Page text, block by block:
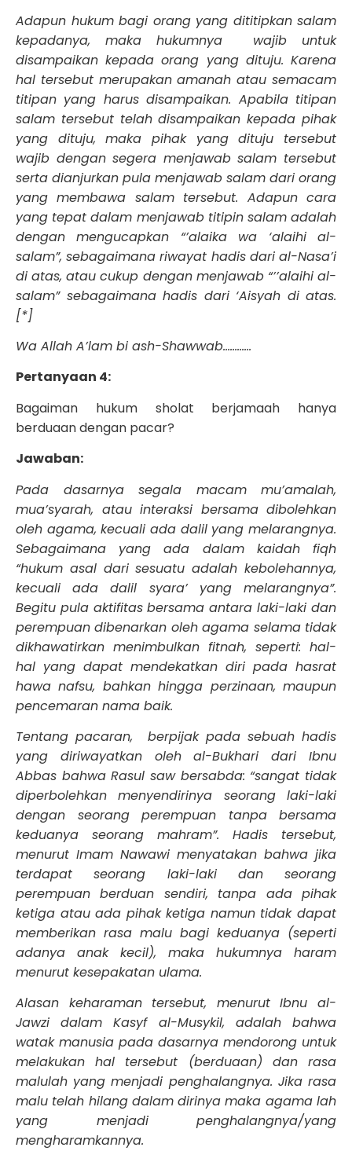
Adapun hukum bagi orang yang dititipkan salam
kepadanya, maka hukumnya wajib untuk
disampaikan kepada orang yang dituju. Karena
hal tersebut merupakan amanah atau semacam
titipan yang harus disampaikan. Apabila titipan
salam tersebut telah disampaikan kepada pihak
yang dituju, maka pihak yang dituju tersebut
wajib dengan segera menjawab salam tersebut
serta dianjurkan pula menjawab salam dari orang
yang membawa salam tersebut. Adapun cara
yang tepat dalam menjawab titipin salam adalah
dengan mengucapkan “’alaika wa ‘alaihi al-
salam”, sebagaimana riwayat hadis dari al-Nasa’i
di atas, atau cukup dengan menjawab “’’alaihi al-
salam” sebagaimana hadis dari ‘Aisyah di atas.
[*]
Wa Allah A’lam bi ash-Shawwab…………
Pertanyaan 4:
Bagaiman hukum sholat berjamaah hanya
berduaan dengan pacar?
Jawaban:
Pada dasarnya segala macam mu’amalah,
mua’syarah, atau interaksi bersama dibolehkan
oleh agama, kecuali ada dalil yang melarangnya.
Sebagaimana yang ada dalam kaidah fiqh
“hukum asal dari sesuatu adalah kebolehannya,
kecuali ada dalil syara’ yang melarangnya”.
Begitu pula aktifitas bersama antara laki-laki dan
perempuan dibenarkan oleh agama selama tidak
dikhawatirkan menimbulkan fitnah, seperti: hal-
hal yang dapat mendekatkan diri pada hasrat
hawa nafsu, bahkan hingga perzinaan, maupun
pencemaran nama baik.
Tentang pacaran, berpijak pada sebuah hadis
yang diriwayatkan oleh al-Bukhari dari Ibnu
Abbas bahwa Rasul saw bersabda: “sangat tidak
diperbolehkan menyendirinya seorang laki-laki
dengan seorang perempuan tanpa bersama
keduanya seorang mahram”. Hadis tersebut,
menurut Imam Nawawi menyatakan bahwa jika
terdapat seorang laki-laki dan seorang
perempuan berduan sendiri, tanpa ada pihak
ketiga atau ada pihak ketiga namun tidak dapat
memberikan rasa malu bagi keduanya (seperti
adanya anak kecil), maka hukumnya haram
menurut kesepakatan ulama.
Alasan keharaman tersebut, menurut Ibnu al-
Jawzi dalam Kasyf al-Musykil, adalah bahwa
watak manusia pada dasarnya mendorong untuk
melakukan hal tersebut (berduaan) dan rasa
malulah yang menjadi penghalangnya. Jika rasa
malu telah hilang dalam dirinya maka agama lah
yang menjadi penghalangnya/yang
mengharamkannya.